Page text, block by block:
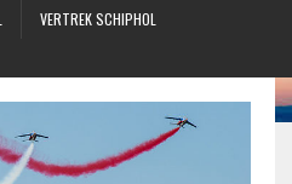
VERTREK SCHIPHOL